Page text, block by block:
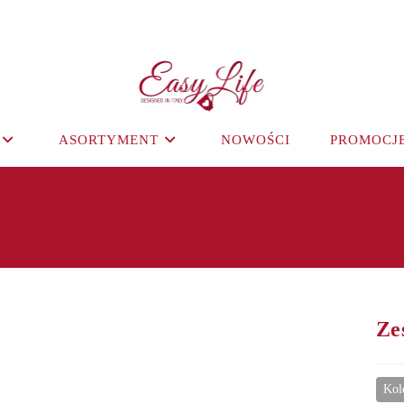
ASORTYMENT NOWOŚCI